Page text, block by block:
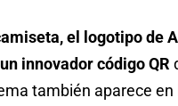
el logotipo de
innovador código QR
también aparece